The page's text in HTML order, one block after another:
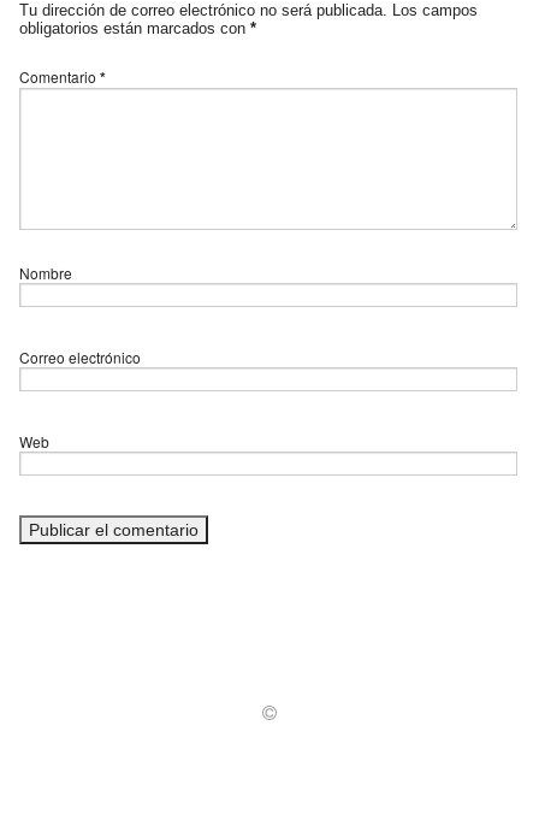
Tu dirección de correo electrónico no será publicada. Los campos
obligatorios están marcados con *
Comentario *
Nombre
Correo electrónico
Web